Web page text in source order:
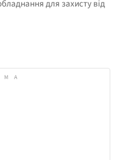
для захисту від